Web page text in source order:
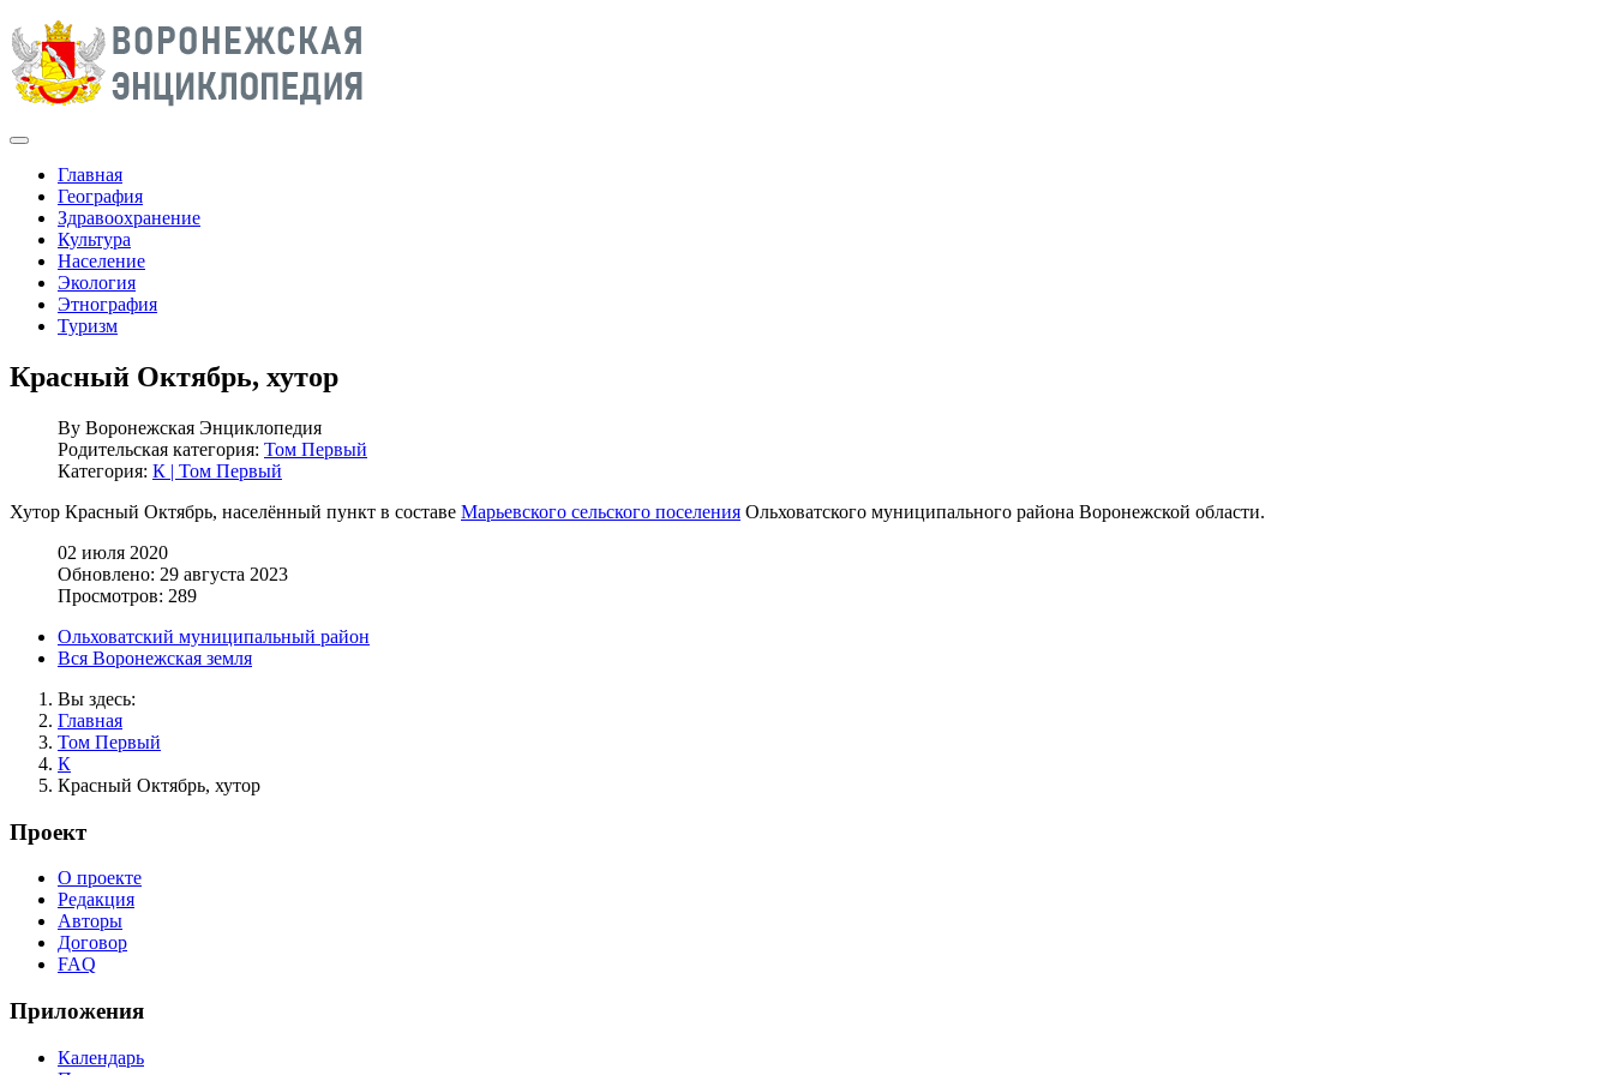
Главная
География
Здравоохранение
Культура
Население
Экология
Этнография
Туризм
Красный Октябрь, хутор
By Воронежская Энциклопедия
Родительская категория: Том Первый
Категория: К | Том Первый
Хутор Красный Октябрь, населённый пункт в составе Марьевского сельского поселения Ольховатского муниципального района Воронежской области.
02 июля 2020
Обновлено: 29 августа 2023
Просмотров: 289
Ольховатский муниципальный район
Вся Воронежская земля
Вы здесь:
Главная
Том Первый
К
Красный Октябрь, хутор
Проект
О проекте
Редакция
Авторы
Договор
FAQ
Приложения
Календарь